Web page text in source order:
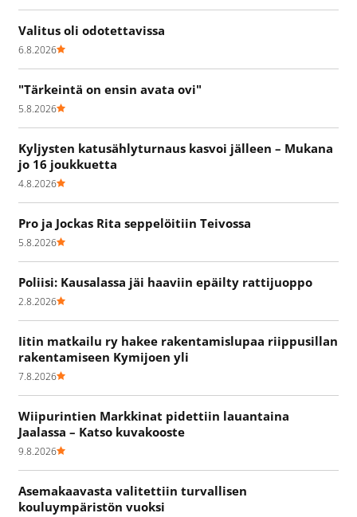
Valitus oli odotettavissa
6.8.2026
"Tärkeintä on ensin avata ovi"
5.8.2026
Kyljysten katusählyturnaus kasvoi jälleen – Mukana
jo 16 joukkuetta
4.8.2026
Pro ja Jockas Rita seppelöitiin Teivossa
5.8.2026
Poliisi: Kausalassa jäi haaviin epäilty rattijuoppo
2.8.2026
Iitin matkailu ry hakee rakentamislupaa riippusillan
rakentamiseen Kymijoen yli
7.8.2026
Wiipurintien Markkinat pidettiin lauantaina
Jaalassa – Katso kuvakooste
9.8.2026
Asemakaavasta valitettiin turvallisen
kouluympäristön vuoksi